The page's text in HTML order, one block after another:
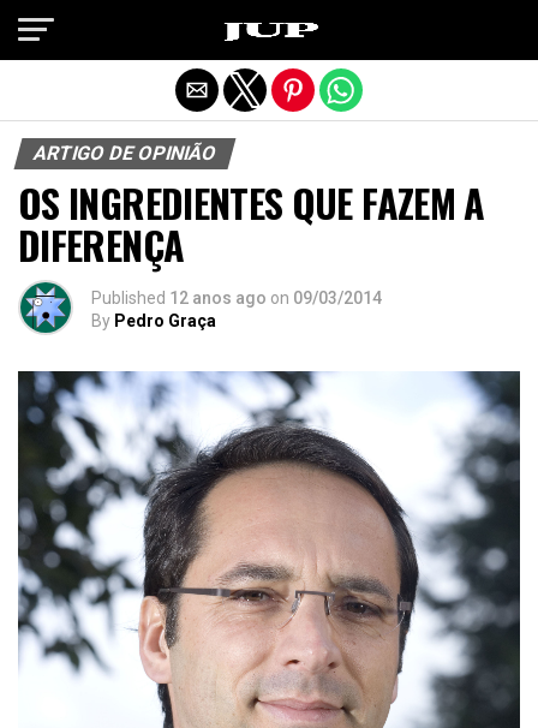
ARTIGO DE OPINIÃO
OS INGREDIENTES QUE FAZEM A
DIFERENÇA
Published 12 anos ago on 09/03/2014
By Pedro Graça
Exit mobile version